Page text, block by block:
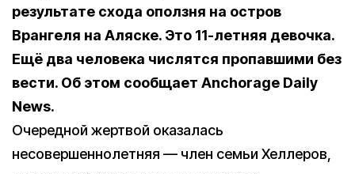
результате схода оползня на остров
Врангеля на Аляске. Это 11-летняя девочка.
Ещё два человека числятся пропавшими без
вести. Об этом сообщает Anchorage Daily
News.
Очередной жертвой оказалась
несовершеннолетняя — член семьи Хеллеров,